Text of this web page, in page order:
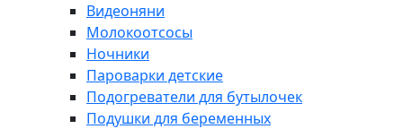
Видеоняни
Молокоотсосы
Ночники
Пароварки детские
Подогреватели для бутылочек
Подушки для беременных